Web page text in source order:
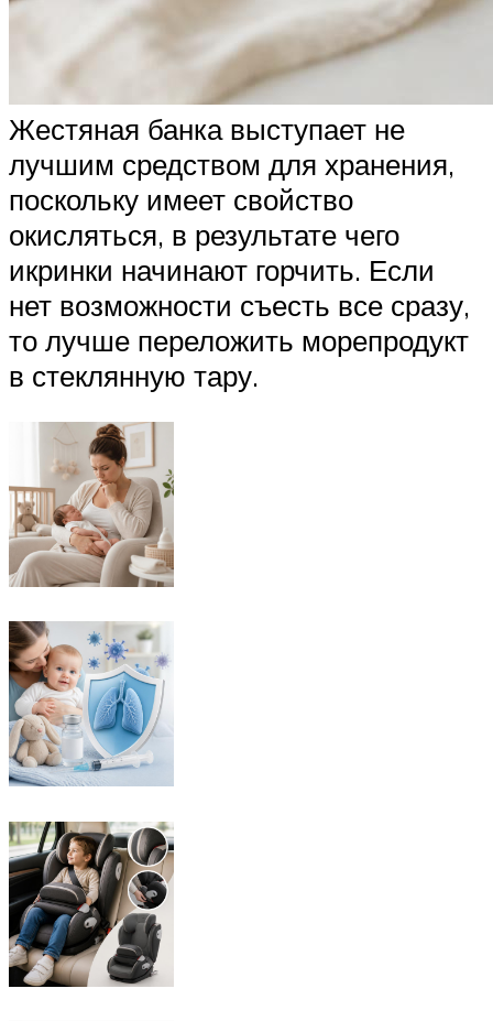
Жестяная банка выступает не
лучшим средством для хранения,
поскольку имеет свойство
окисляться, в результате чего
икринки начинают горчить. Если
нет возможности съесть все сразу,
то лучше переложить морепродукт
в стеклянную тару.